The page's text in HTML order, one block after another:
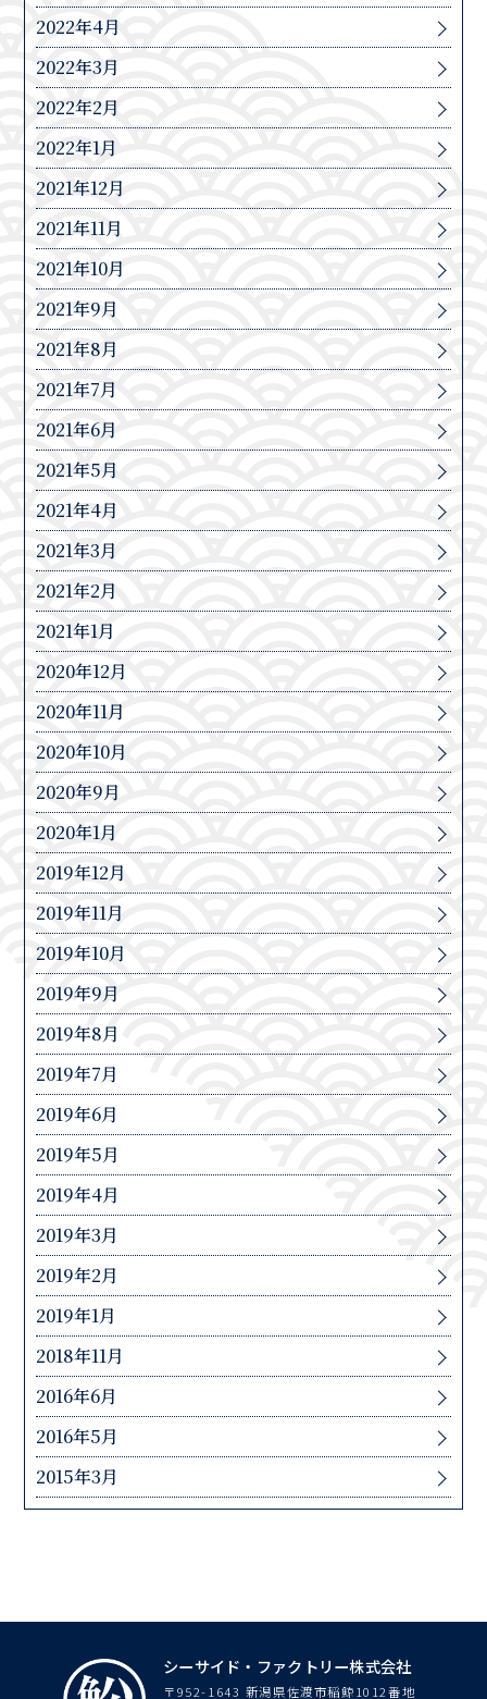
2022年4月
2022年3月
2022年2月
2022年1月
2021年12月
2021年11月
2021年10月
2021年9月
2021年8月
2021年7月
2021年6月
2021年5月
2021年4月
2021年3月
2021年2月
2021年1月
2020年12月
2020年11月
2020年10月
2020年9月
2020年1月
2019年12月
2019年11月
2019年10月
2019年9月
2019年8月
2019年7月
2019年6月
2019年5月
2019年4月
2019年3月
2019年2月
2019年1月
2018年11月
2016年6月
2016年5月
2015年3月
シーサイド・ファクトリー株式会社
〒952-1643 新潟県佐渡市稲鯨1012番地